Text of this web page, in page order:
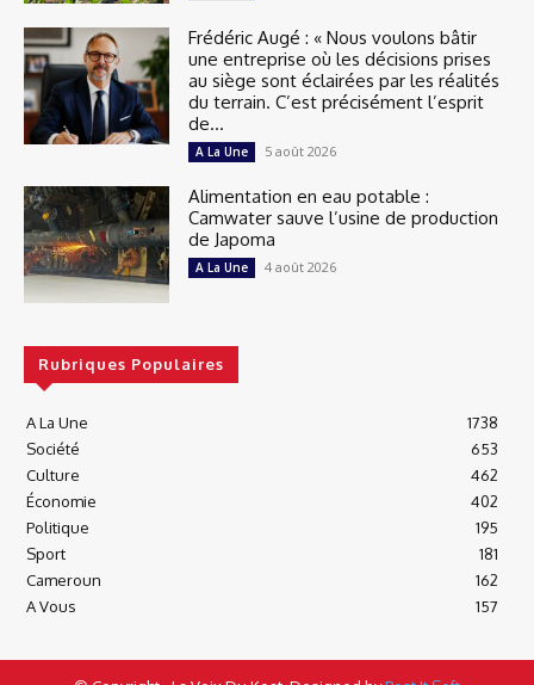
Frédéric Augé : « Nous voulons bâtir
une entreprise où les décisions prises
au siège sont éclairées par les réalités
du terrain. C’est précisément l’esprit
de...
A La Une 5 août 2026
Alimentation en eau potable :
Camwater sauve l’usine de production
de Japoma
A La Une 4 août 2026
Rubriques Populaires
A La Une
1738
Société
653
Culture
462
Économie
402
Politique
195
Sport
181
Cameroun
162
A Vous
157